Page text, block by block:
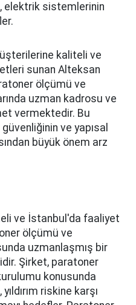
elektrik sistemlerinin
kaliteli ve
sunan Alteksan
ölçümü ve
uzman kadrosu ve
vermektedir. Bu
ve yapısal
büyük önem arz
ve İstanbul'da faaliyet
ölçümü ve
uzmanlaşmış bir
Şirket, paratoner
konusunda
riskine karşı